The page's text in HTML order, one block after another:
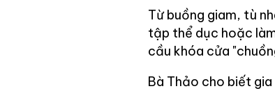
Từ buồng giam, tù
tập thể dục hoặc
cầu khóa cửa
Bà Thảo cho biết